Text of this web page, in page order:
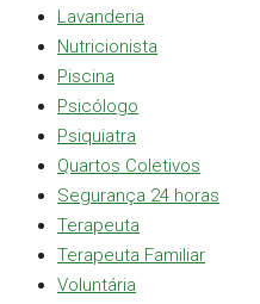
Lavanderia
Nutricionista
Piscina
Psicólogo
Psiquiatra
Quartos Coletivos
Segurança 24 horas
Terapeuta
Terapeuta Familiar
Voluntária